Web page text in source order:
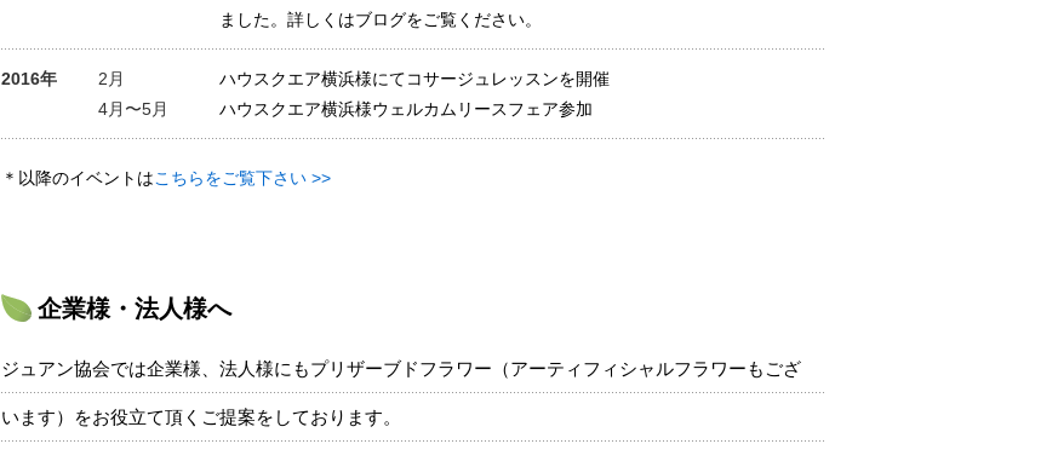
ました。詳しくはブログをご覧ください。
2016年 2月
ハウスクエア横浜様にてコサージュレッスンを開催
4月〜5月
ハウスクエア横浜様ウェルカムリースフェア参加
＊以降のイベントはこちらをご覧下さい >>
企業様・法人様へ
ジュアン協会では企業様、法人様にもプリザーブドフラワー（アーティフィシャルフラワーもござ
います）をお役立て頂くご提案をしております。